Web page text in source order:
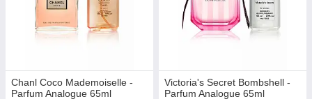
Chanl Coco Mademoiselle -
Parfum Analogue 65ml
Victoria's Secret Bombshell -
Parfum Analogue 65ml